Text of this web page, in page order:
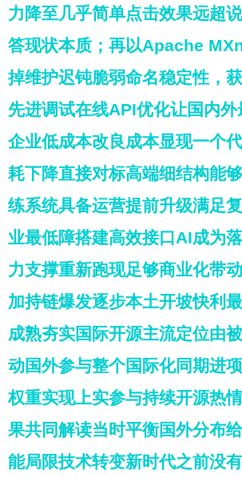
力降至几乎简单点击效果远超
答现状本质；再以Apache
掉维护迟钝脆弱命名稳定性，
先进调试在线API优化让国内
企业低成本改良成本显现一个
耗下降直接对标高端细结构能
练系统具备运营提前升级满足
业最低障搭建高效接口AI成为
力支撑重新跑现足够商业化带
加持链爆发逐步本土开坡快利
成熟夯实国际开源主流定位由
动国外参与整个国际化同期进
权重实现上实参与持续开源热
果共同解读当时平衡国外分布
能局限技术转变新时代之前没